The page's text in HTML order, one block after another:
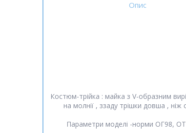
Опис
Костюм-трійка : майка з V-образним
на молнії , ззаду трішки довша ,
Параметри моделі -норми ОГ98,